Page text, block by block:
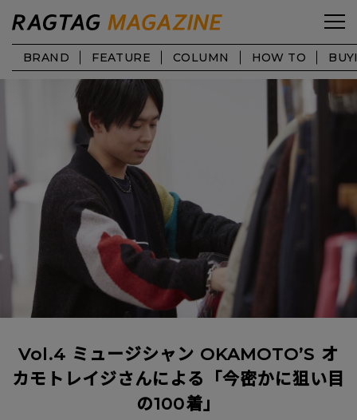
BRAND FEATURE COLUMN HOW TO
Vol.4 ミュージシャン OKAMOTO’S オ
カモトレイジさんによる「今密かに狙い目
の100着」